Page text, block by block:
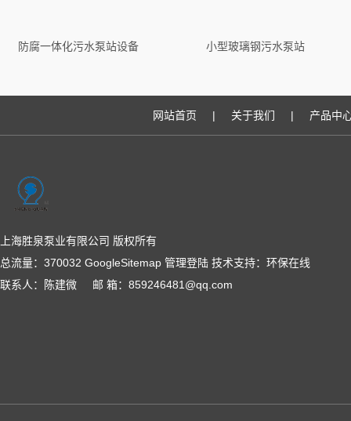
防腐一体化污水泵站设备 小型玻璃钢污水泵站
网站首页 | 关于我们 | 产品中
上海胜泉泵业有限公司 版权所有
总流量：370032 GoogleSitemap 管理登陆 技术支持： 环保在线
联系人：陈建微 邮 箱：859246481@qq.com